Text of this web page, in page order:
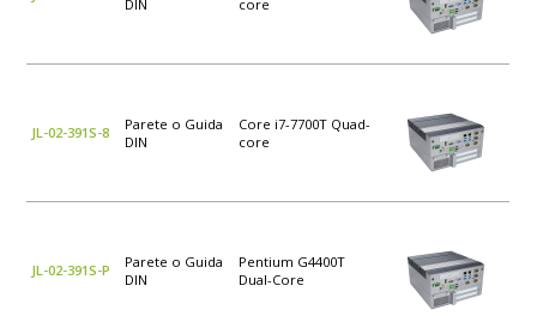
DIN core
JL-02-391S-8
Parete o Guida
DIN
Core i7-7700T Quad-
core
JL-02-391S-P
Parete o Guida
DIN
Pentium G4400T
Dual-Core